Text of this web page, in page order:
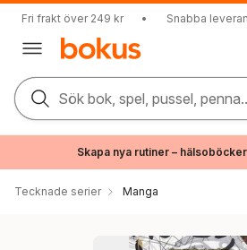
Fri frakt över 249 kr • Snabba
Sök bok, spel, pussel,
Skapa nya rutiner –
Tecknade serier Manga